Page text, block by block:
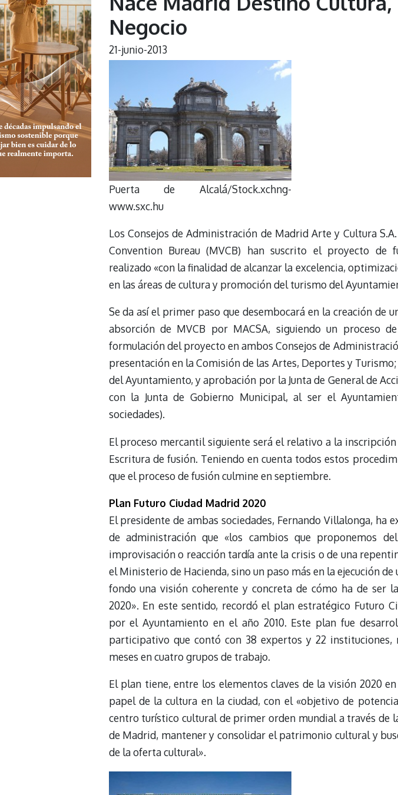
Negocio
21-junio-2013
Puerta de Alcalá/Stock.xchng-
www.sxc.hu
Los Consejos de Administración de Madrid Arte y Cultura
Convention Bureau (MVCB) han suscrito el proyecto de
realizado «con la finalidad de alcanzar la excelencia,
en las áreas de cultura y promoción del turismo del
Se da así el primer paso que desembocará en la creación de
absorción de MVCB por MACSA, siguiendo un proceso
formulación del proyecto en ambos Consejos de
presentación en la Comisión de las Artes, Deportes y
del Ayuntamiento, y aprobación por la Junta de General de
con la Junta de Gobierno Municipal, al ser el
sociedades).
El proceso mercantil siguiente será el relativo a la
Escritura de fusión. Teniendo en cuenta todos estos
que el proceso de fusión culmine en septiembre.
Plan Futuro Ciudad Madrid 2020
El presidente de ambas sociedades, Fernando Villalonga, ha
de administración que «los cambios que proponemos
improvisación o reacción tardía ante la crisis o de una
el Ministerio de Hacienda, sino un paso más en la ejecución
fondo una visión coherente y concreta de cómo ha de ser
2020». En este sentido, recordó el plan estratégico Futuro
por el Ayuntamiento en el año 2010. Este plan fue
participativo que contó con 38 expertos y 22 instituciones,
meses en cuatro grupos de trabajo.
El plan tiene, entre los elementos claves de la visión 2020
papel de la cultura en la ciudad, con el «objetivo de
centro turístico cultural de primer orden mundial a través de
de Madrid, mantener y consolidar el patrimonio cultural y
de la oferta cultural».